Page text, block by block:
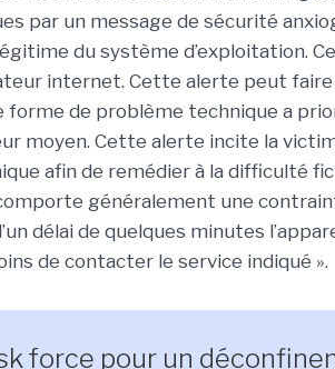
par un message de sécurité
du système d’exploitation.
internet. Cette alerte peut
forme de problème technique a
moyen. Cette alerte incite la
afin de remédier à la difficulté
généralement une
délai de quelques minutes
de contacter le service indiqué ».
force pour un